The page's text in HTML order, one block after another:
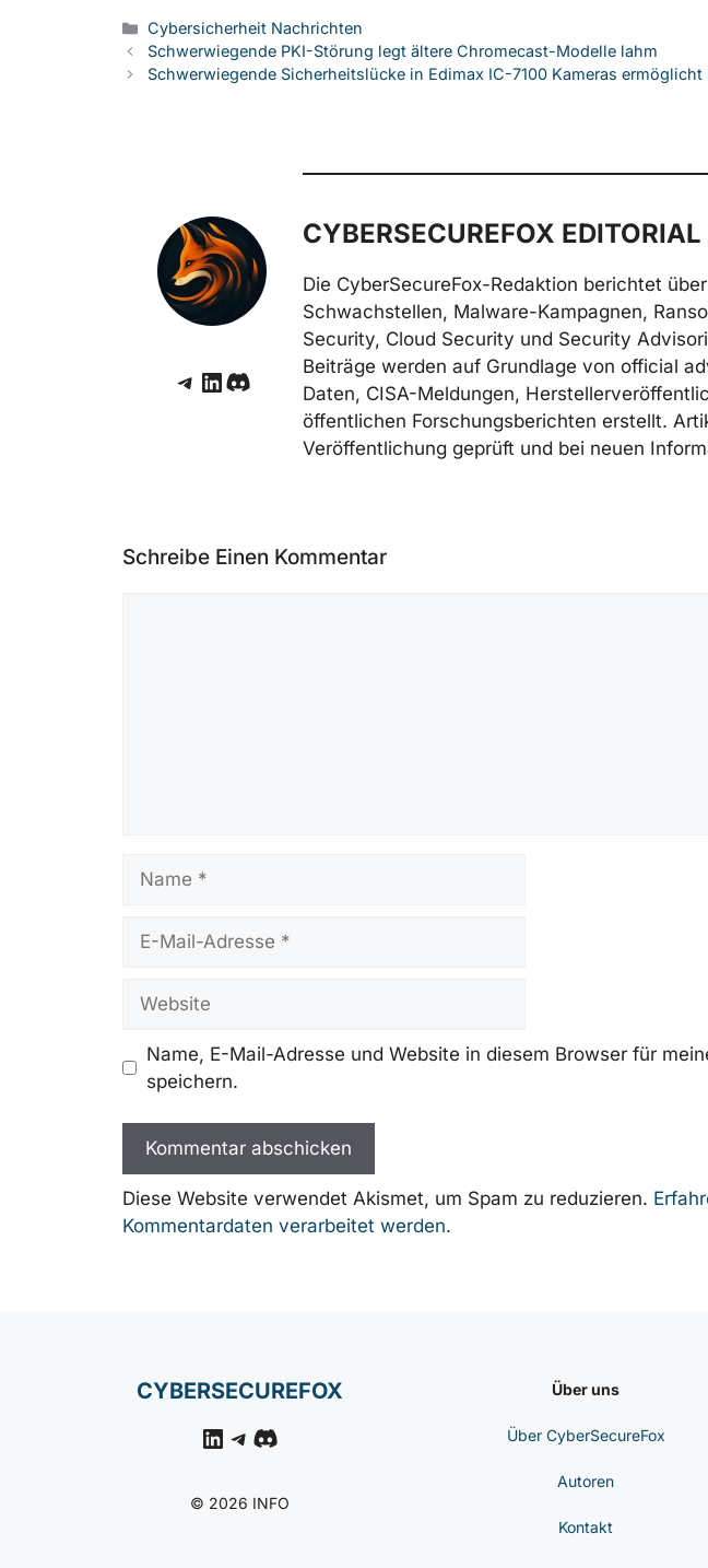
Kategorien
Cybersicherheit Nachrichten
Schwerwiegende PKI-Störung legt ältere Chromecast-Modelle lahm
Schwerwiegende Sicherheitslücke in Edimax IC-7100 Kameras
Telegram
LinkedIn
Discord
CYBERSECUREFOX
Die CyberSecureFox-Redaktion berichtet
Schwachstellen, Malware-Kampagnen,
Security, Cloud Security und Security
Beiträge werden auf Grundlage von official
Daten, CISA-Meldungen,
öffentlichen Forschungsberichten erstellt.
Veröffentlichung geprüft und bei neuen
Schreibe Einen Kommentar
Mail-
Name, E-Mail-Adresse und Website in diesem Browser für
speichern.
Diese Website verwendet Akismet, um Spam zu reduzieren.
Kommentardaten verarbeitet werden.
CYBERSECUREFOX
LinkedIn
Telegram
Discord
© 2026 INFO
Über uns
Über CyberSecureFox
Autoren
Kontakt